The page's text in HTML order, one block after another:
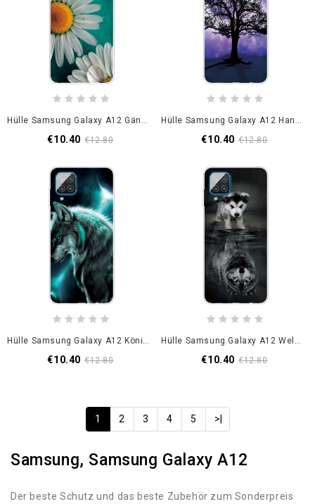
Hülle Samsung Galaxy A12 Gänseblümchen
€10.40 €12.80
Hülle Samsung Galaxy A12 Handyhülle Baum Und Mond
€10.40 €12.80
Hülle Samsung Galaxy A12 Königlicher Wolf
€10.40 €12.80
Hülle Samsung Galaxy A12 Welpentraum
€10.40 €12.80
1 2 3 4 5 >|
Samsung, Samsung Galaxy A12
Der beste Schutz und das beste Zubehör zum Sonderpreis